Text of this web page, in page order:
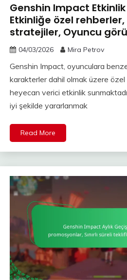
Genshin Impact
Etkinliğe özel rehberler,
stratejiler, Oyuncu
04/03/2026 Mira Petrov
Genshin Impact, oyunculara
karakterler dahil olmak üzere özel
heyecan verici etkinlik
iyi şekilde yararlanmak
Read More